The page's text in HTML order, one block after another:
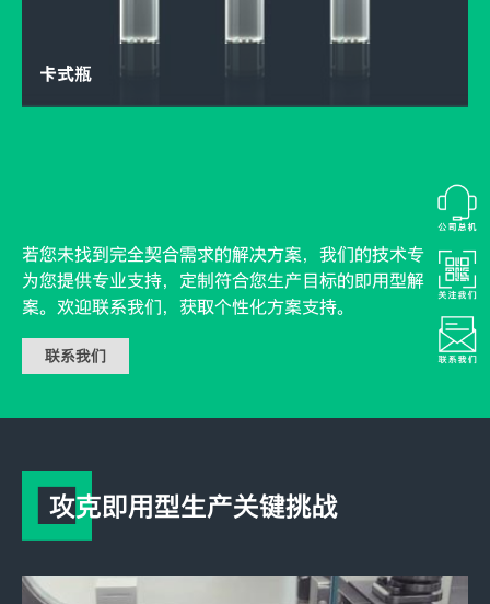
卡式瓶
若您未找到完全契合需求的解决方案，我们的技术专家可
为您提供专业支持，定制符合您生产目标的即用型解决方
案。欢迎联系我们，获取个性化方案支持。
联系我们
攻克即用型生产关键挑战